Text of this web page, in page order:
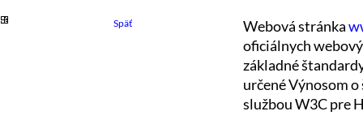
Späť Webová stránka
oficiálnych
základné
určené Výnosom
službou W3C pre